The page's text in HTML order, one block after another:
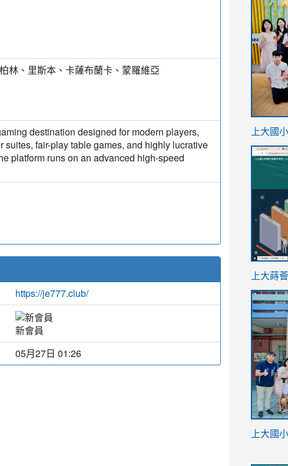
林、里斯本、卡薩布蘭卡、蒙羅維亞
destination designed for modern players,
fair-play table games, and highly lucrative
platform runs on an advanced high-speed
https://je777.club/
新會員
05月27日 01:26
link
https://
上大國
link
ink
https://
link
https://
上大蒔
link
上大國